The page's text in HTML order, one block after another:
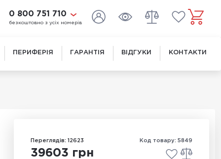
0 800 751 710
безкоштовно з усіх номерів
ПЕРИФЕРІЯ ГАРАНТІЯ ВІДГУКИ КОНТАКТИ
Переглядів: 12623 Код товару: 5849
39603 грн